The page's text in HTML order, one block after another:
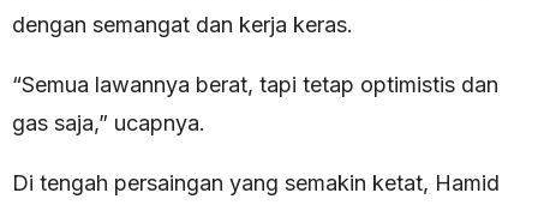
dengan semangat dan kerja keras.
“Semua lawannya berat, tapi tetap optimistis dan
gas saja,” ucapnya.
Di tengah persaingan yang semakin ketat, Hamid